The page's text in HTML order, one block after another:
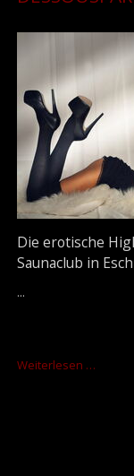
Die erotische
Saunaclub in
...
Weiterlesen …